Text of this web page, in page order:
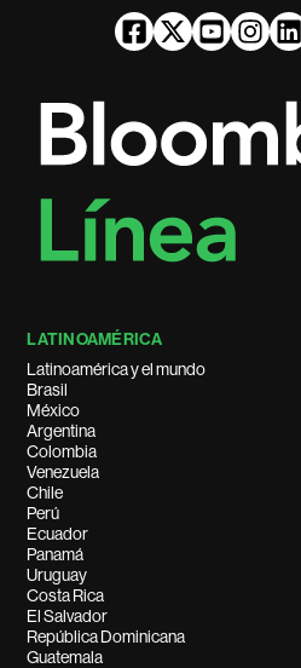
LATINOAMÉRICA
Latinoamérica y el mundo
Brasil
México
Argentina
Colombia
Venezuela
Chile
Perú
Ecuador
Panamá
Uruguay
Costa Rica
El Salvador
República Dominicana
Guatemala